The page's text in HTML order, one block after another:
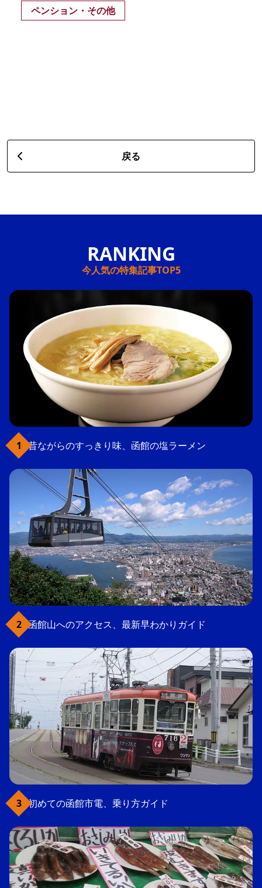
ペンション・その他
戻る
今人気の特集記事TOP5
昔ながらのすっきり味、函館の塩ラーメン
函館山へのアクセス、最新早わかりガイド
初めての函館市電、乗り方ガイド